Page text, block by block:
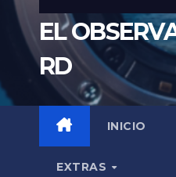
EL
RD
INICIO
EXTRAS